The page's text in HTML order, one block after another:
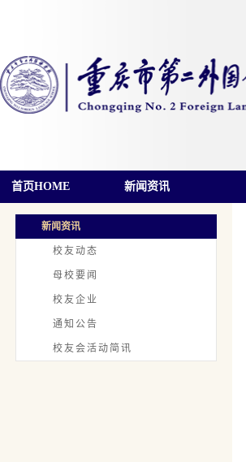
首页HOME 新闻资讯
新闻资讯
校友动态
母校要闻
校友企业
通知公告
校友会活动简讯